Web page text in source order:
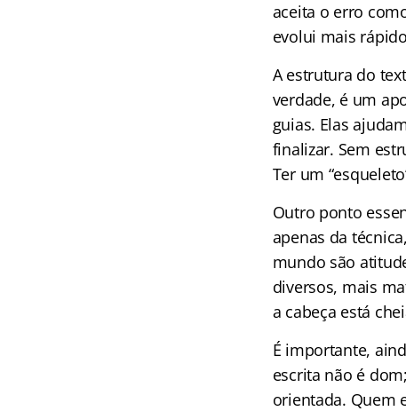
aceita o erro
evolui mais
A estrutura do
verdade, é um
guias. Elas
finalizar. Sem
Ter um
Outro ponto
apenas da
mundo são
diversos, mais
a cabeça está
É importante,
escrita não é
orientada. Quem